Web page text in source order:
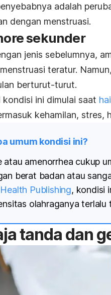
adalah
dengan menstruasi.
sekunder
jenis sebelumnya,
teratur.
berturut-turut.
kondisi ini dimulai saat
kehamilan, stres,
umum kondisi ini?
atau amenorrhea cukup
berat badan atau
Publishing, kondisi
olahraganya terlalu
tanda dan